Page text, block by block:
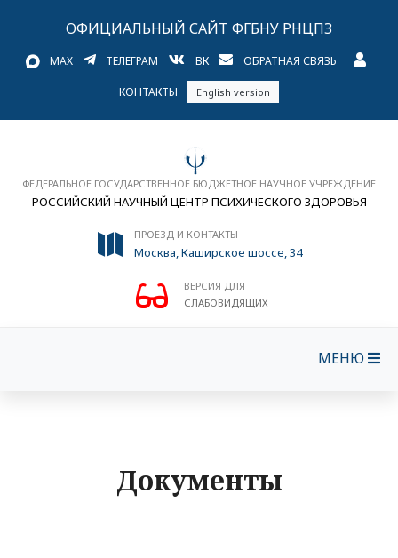
ОФИЦИАЛЬНЫЙ САЙТ ФГБНУ РНЦПЗ
MAX ТЕЛЕГРАМ ВК ОБРАТНАЯ СВЯЗЬ
КОНТАКТЫ English version
ФЕДЕРАЛЬНОЕ ГОСУДАРСТВЕННОЕ БЮДЖЕТНОЕ НАУЧНОЕ УЧРЕЖДЕНИЕ
РОССИЙСКИЙ НАУЧНЫЙ ЦЕНТР ПСИХИЧЕСКОГО ЗДОРОВЬЯ
ПРОЕЗД И КОНТАКТЫ
Москва, Каширское шоссе, 34
ВЕРСИЯ ДЛЯ
СЛАБОВИДЯЩИХ
МЕНЮ
Документы